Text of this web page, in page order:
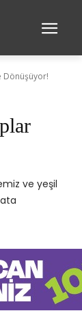
Dönüşüyor!
ve yeşil